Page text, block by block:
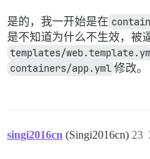
是的，我一开始是在
是不知道为什么不生效，被
templates/
containers/app.yml 修改。
singi2016cn (Singi2016cn) 23